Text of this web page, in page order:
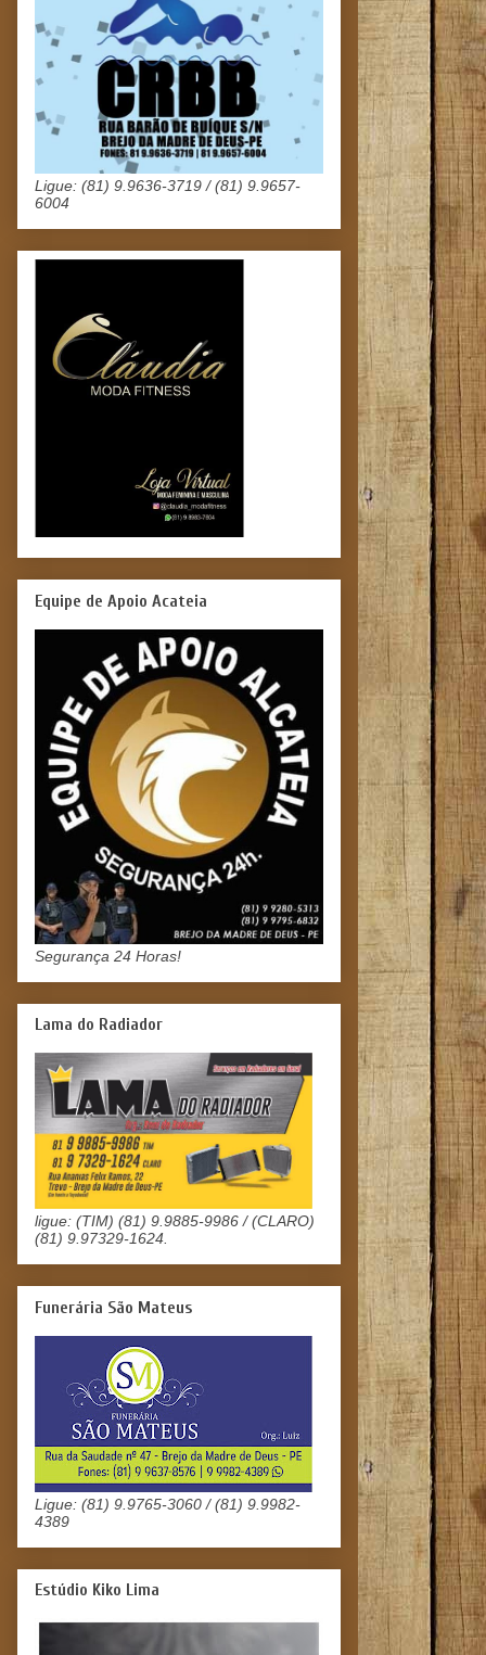
Ligue: (81) 9.9636-3719 / (81) 9.9657-
6004
Equipe de Apoio Acateia
Segurança 24 Horas!
Lama do Radiador
ligue: (TIM) (81) 9.9885-9986 / (CLARO)
(81) 9.97329-1624.
Funerária São Mateus
Ligue: (81) 9.9765-3060 / (81) 9.9982-
4389
Estúdio Kiko Lima